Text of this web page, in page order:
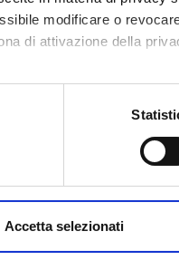
modificare o
di attivazione della
con
e imposta le tue
per fornire
Accetta selezionati
offerte del momento su
catalogo, approfittane e